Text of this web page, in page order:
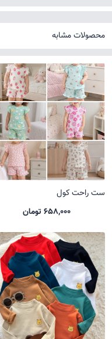
محصولات مشابه
ست راحت کول
658,000 تومان